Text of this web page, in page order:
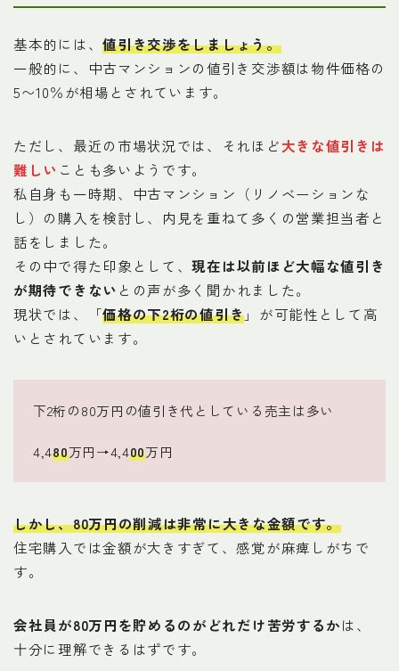
基本的には、値引き交渉をしましょう。
一般的に、中古マンションの値引き交渉額は物件価格の
5〜10％が相場とされています。
ただし、最近の市場状況では、それほど大きな値引きは
難しい ことも多いようです。
私自身も一時期、中古マンション（リノベーションな
し）の購入を検討し、内見を重ねて多くの営業担当者と
話をしました。
その中で得た印象として、現在は以前ほど大幅な値引き
が期待できない との声が多く聞かれました。
現状では、「価格の下2桁の値引き」が可能性として高
いとされています。
下2桁の80万円の値引き代としている売主は多い
4,480万円→4,400万円
しかし、80万円の削減は非常に大きな金額です。
住宅購入では金額が大きすぎて、感覚が麻痺しがちで
す。
会社員が80万円を貯めるのがどれだけ苦労するかは、
十分に理解できるはずです。